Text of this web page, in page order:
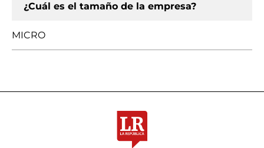
¿Cuál es el tamaño de la empresa?
MICRO